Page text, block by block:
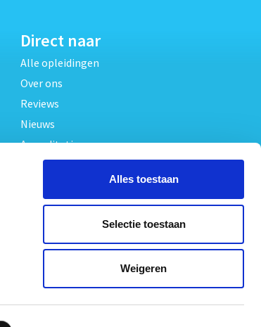
Alles toestaan
Selectie toestaan
Weigeren
Direct naar
Alle opleidingen
Over ons
Reviews
Nieuws
Accreditaties
Algemene voorwaarden
Privacy verklaring